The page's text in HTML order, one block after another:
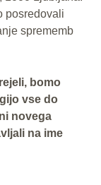
posredovali
sprememb
bomo
vse do
novega
na ime